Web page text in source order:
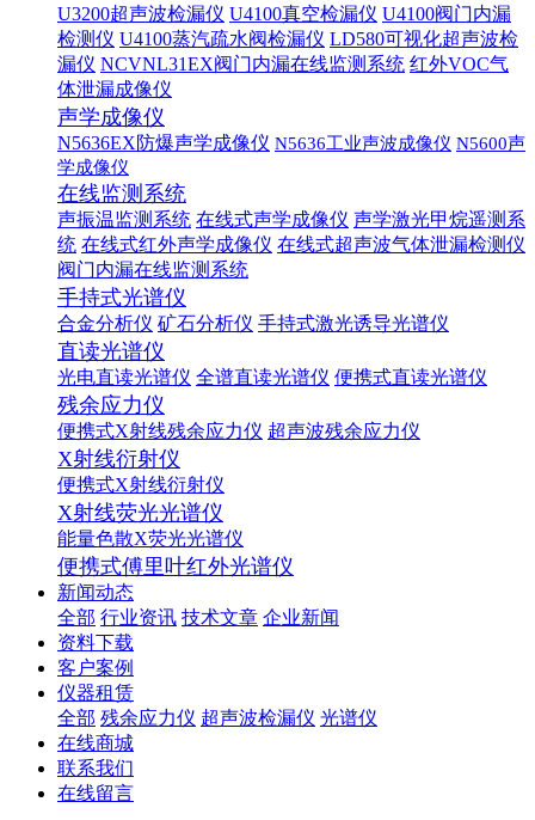
U3200超声波检漏仪 U4100真空检漏仪 U4100阀门内漏
检测仪 U4100蒸汽疏水阀检漏仪 LD580可视化超声波检
漏仪 NCVNL31EX阀门内漏在线监测系统 红外VOC气
体泄漏成像仪
声学成像仪
N5636EX防爆声学成像仪 N5636工业声波成像仪 N5600声
学成像仪
在线监测系统
声振温监测系统 在线式声学成像仪 声学激光甲烷遥测系
统 在线式红外声学成像仪 在线式超声波气体泄漏检测仪
阀门内漏在线监测系统
手持式光谱仪
合金分析仪 矿石分析仪 手持式激光诱导光谱仪
直读光谱仪
光电直读光谱仪 全谱直读光谱仪 便携式直读光谱仪
残余应力仪
便携式X射线残余应力仪 超声波残余应力仪
X射线衍射仪
便携式X射线衍射仪
X射线荧光光谱仪
能量色散X荧光光谱仪
便携式傅里叶红外光谱仪
新闻动态
全部 行业资讯 技术文章 企业新闻
资料下载
客户案例
仪器租赁
全部 残余应力仪 超声波检漏仪 光谱仪
在线商城
联系我们
在线留言